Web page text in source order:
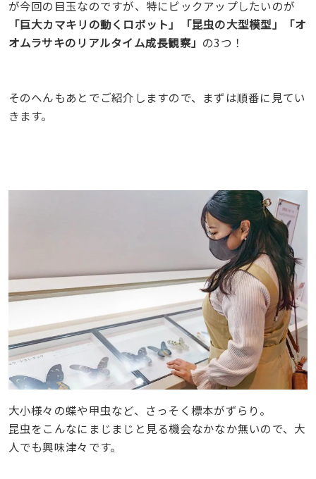
が今回の目玉なのですが、特にピックアップしたいのが
「巨大カマキリの動くロボット」「昆虫の大型模型」「オ
オムラサキのリアルタイム成長観察」 の3つ！
そのへんもあとでご紹介しますので、まずは順番に見てい
きます。
大小様々の蝶や甲虫など、さっそく標本がずらり。
昆虫をこんなにまじまじと見る機会なかなか無いので、大
人でも興味津々です。